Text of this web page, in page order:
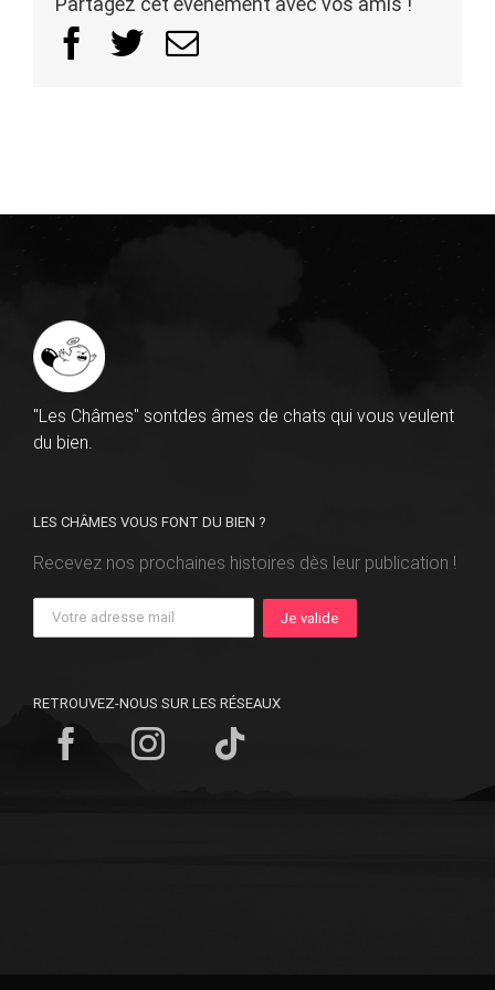
Facebook
TwitterEmail
"Les Châmes" sontdes âmes de chats qui vous veulent
du bien.
LES CHÂMES VOUS FONT DU BIEN ?
Recevez nos prochaines histoires dès leur publication !
RETROUVEZ-NOUS SUR LES RÉSEAUX